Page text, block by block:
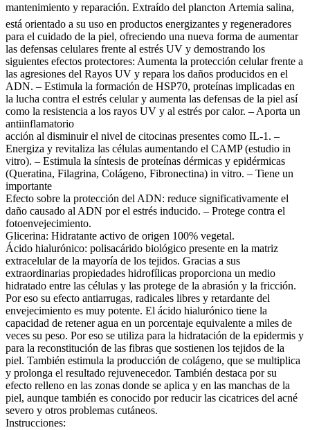
mantenimiento y reparación. Extraído del plancton Artemia salina,
está orientado a su uso en productos energizantes y regeneradores
para el cuidado de la piel, ofreciendo una nueva forma de aumentar
las defensas celulares frente al estrés UV y demostrando los
siguientes efectos protectores: Aumenta la protección celular frente a
las agresiones del Rayos UV y repara los daños producidos en el
ADN. – Estimula la formación de HSP70, proteínas implicadas en
la lucha contra el estrés celular y aumenta las defensas de la piel así
como la resistencia a los rayos UV y al estrés por calor. – Aporta un
antiinflamatorio
acción al disminuir el nivel de citocinas presentes como IL-1. –
Energiza y revitaliza las células aumentando el CAMP (estudio in
vitro). – Estimula la síntesis de proteínas dérmicas y epidérmicas
(Queratina, Filagrina, Colágeno, Fibronectina) in vitro. – Tiene un
importante
Efecto sobre la protección del ADN: reduce significativamente el
daño causado al ADN por el estrés inducido. – Protege contra el
fotoenvejecimiento.
Glicerina: Hidratante activo de origen 100% vegetal.
Ácido hialurónico: polisacárido biológico presente en la matriz
extracelular de la mayoría de los tejidos. Gracias a sus
extraordinarias propiedades hidrofílicas proporciona un medio
hidratado entre las células y las protege de la abrasión y la fricción.
Por eso su efecto antiarrugas, radicales libres y retardante del
envejecimiento es muy potente. El ácido hialurónico tiene la
capacidad de retener agua en un porcentaje equivalente a miles de
veces su peso. Por eso se utiliza para la hidratación de la epidermis y
para la reconstitución de las fibras que sostienen los tejidos de la
piel. También estimula la producción de colágeno, que se multiplica
y prolonga el resultado rejuvenecedor. También destaca por su
efecto relleno en las zonas donde se aplica y en las manchas de la
piel, aunque también es conocido por reducir las cicatrices del acné
severo y otros problemas cutáneos.
Instrucciones: